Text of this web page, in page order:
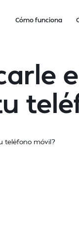
Cómo funciona